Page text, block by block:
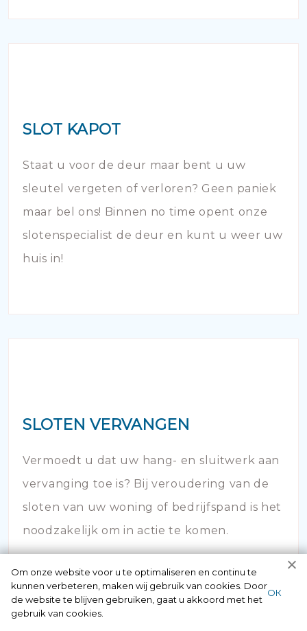
SLOT KAPOT
Staat u voor de deur maar bent u uw
sleutel vergeten of verloren? Geen paniek
maar bel ons! Binnen no time opent onze
slotenspecialist de deur en kunt u weer uw
huis in!
SLOTEN VERVANGEN
Vermoedt u dat uw hang- en sluitwerk aan
vervanging toe is? Bij veroudering van de
sloten van uw woning of bedrijfspand is het
noodzakelijk om in actie te komen.
Om onze website voor u te optimaliseren en continu te
kunnen verbeteren, maken wij gebruik van cookies. Door
de website te blijven gebruiken, gaat u akkoord met het
gebruik van cookies.
ОК